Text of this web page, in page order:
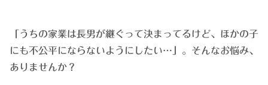
「うちの家業は長男が継ぐって決まってるけど、ほかの子
にも不公平にならないようにしたい…」。そんなお悩み、
ありませんか？